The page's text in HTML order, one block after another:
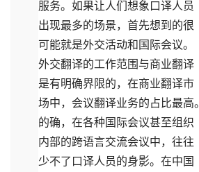
服务。如果让人们想象口译人员
出现最多的场景，首先想到的很
可能就是外交活动和国际会议。
外交翻译的工作范围与商业翻译
是有明确界限的，在商业翻译市
场中，会议翻译业务的占比最高。
的确，在各种国际会议甚至组织
内部的跨语言交流会议中，往往
少不了口译人员的身影。在中国